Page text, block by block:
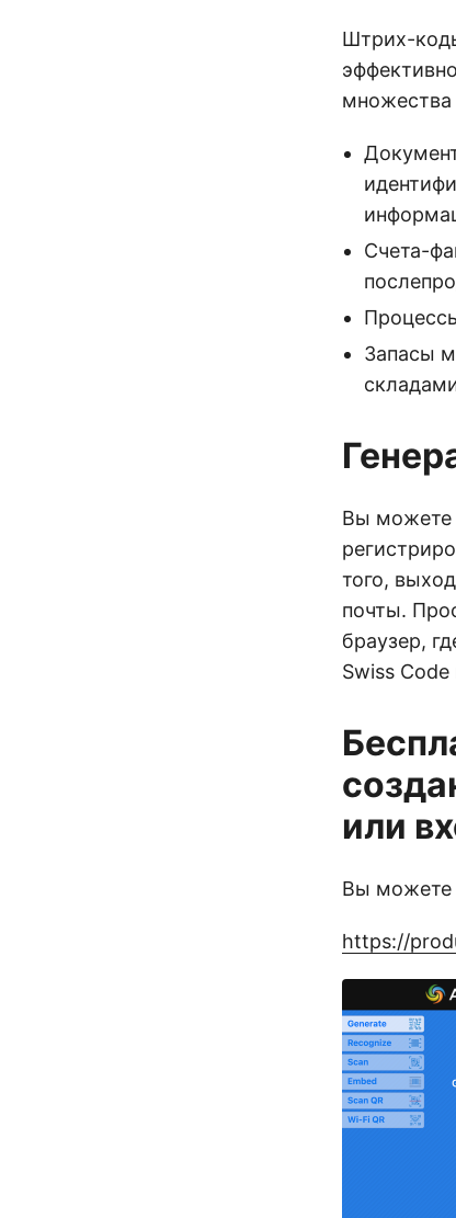
Штрих-
Счета-
Запасы
Вы можете
того,
почты.
браузер,
Swiss
или
Вы можете
https://